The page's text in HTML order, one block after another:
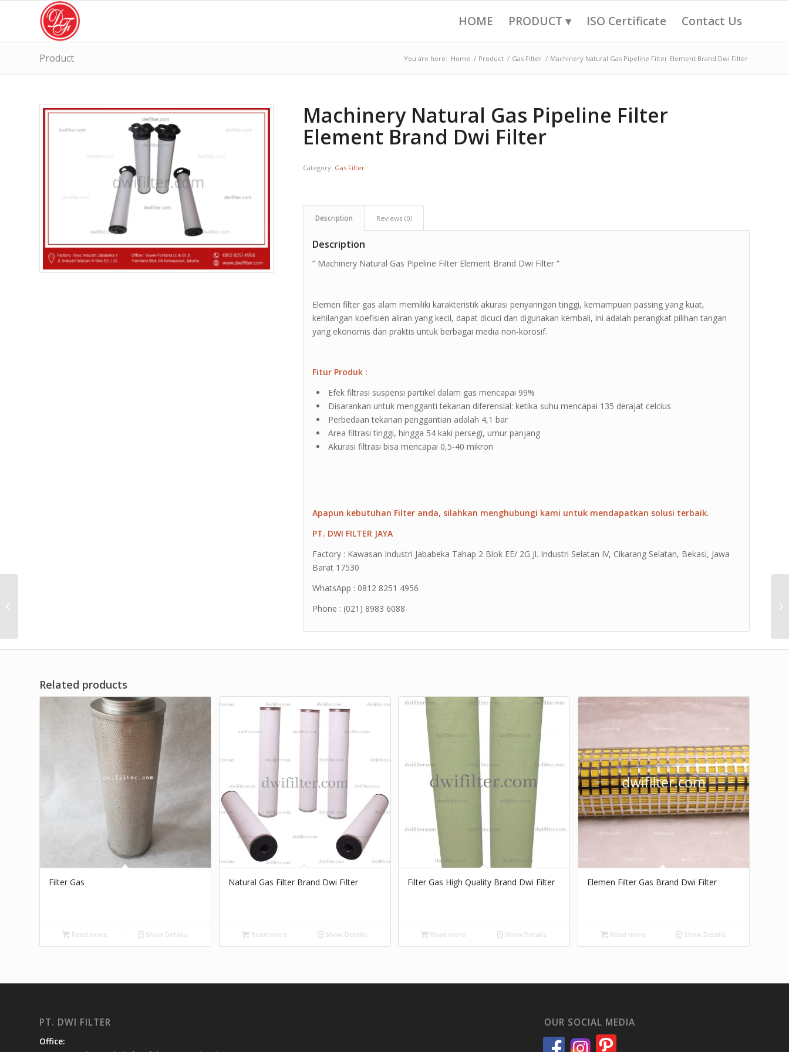
HOME PRODUCT ▾ ISO Certificate Contact Us
Product You are here: Home / Product / Gas Filter / Machinery Natural Gas Pipeline Filter Element Brand Dwi Filter
Machinery Natural Gas Pipeline Filter
Element Brand Dwi Filter
Category: Gas Filter
Description Reviews (0)
Description
” Machinery Natural Gas Pipeline Filter Element Brand Dwi Filter ”
Elemen filter gas alam memiliki karakteristik akurasi penyaringan tinggi, kemampuan passing yang kuat,
kehilangan koefisien aliran yang kecil, dapat dicuci dan digunakan kembali, ini adalah perangkat pilihan tangan
yang ekonomis dan praktis untuk berbagai media non-korosif.
Fitur Produk :
Efek filtrasi suspensi partikel dalam gas mencapai 99%
Disarankan untuk mengganti tekanan diferensial: ketika suhu mencapai 135 derajat celcius
Perbedaan tekanan penggantian adalah 4,1 bar
Area filtrasi tinggi, hingga 54 kaki persegi, umur panjang
Akurasi filtrasi bisa mencapai 0,5-40 mikron
Apapun kebutuhan Filter anda, silahkan menghubungi kami untuk mendapatkan solusi terbaik.
PT. DWI FILTER JAYA
Factory : Kawasan Industri Jababeka Tahap 2 Blok EE/ 2G Jl. Industri Selatan IV, Cikarang Selatan, Bekasi, Jawa
Barat 17530
WhatsApp : 0812 8251 4956
Phone : (021) 8983 6088
Related products
Filter Gas
Read more Show Details
Natural Gas Filter Brand Dwi Filter
Read more Show Details
Filter Gas High Quality Brand Dwi Filter
Read more Show Details
Elemen Filter Gas Brand Dwi Filter
Read more Show Details
PT. DWI FILTER
Office:
OUR SOCIAL MEDIA